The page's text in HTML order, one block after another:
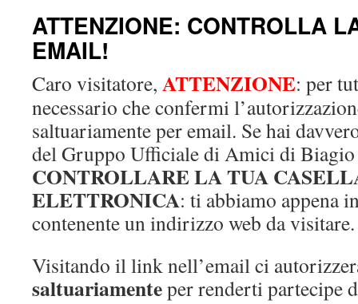
ATTENZIONE: CONTROLLA
EMAIL!
Caro visitatore, ATTENZIONE: per
necessario che confermi
saltuariamente per email. Se hai
del Gruppo Ufficiale di Amici di
CONTROLLARE LA TUA
ELETTRONICA: ti abbiamo appena
contenente un indirizzo web da visitare.
Visitando il link nell’email ci
saltuariamenteper renderti partecipe